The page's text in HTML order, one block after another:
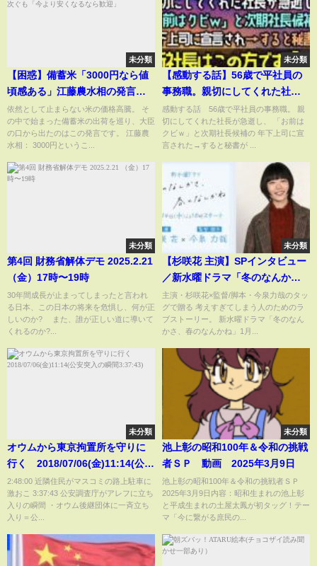
未分類
【困惑】備蓄米「3000円なら値
頃感ある」江藤農水相の発言に
街から「高い」との声相次ぐも
「今より安くなるなら歓迎」
依然として止まらない米の価格高騰。 そ
の中で始まった備蓄米の出荷を巡り、大臣
の口から出たのはこの発言です。 江藤農
水相： 3000円というこ...
未分類
【感動する話】56歳で平社員の
事務職。親切にしてくれた社長
が急逝し、「お前はクビｗ」と
次期社長候補の年下上司に宣言
された→すると秘書が「新社長
る話）感動ストーリー朗読
感動する話 56歳で平社員の事務職。 親
切にしてくれた社長が急逝し、 「お前は
クビｗ」と次期社長候補の 年下上司に宣
言された→すると秘書が ...
未分類
第4回 財務省解体デモ 2025.2.21
（金）17時〜19時
30年間成長が止まってしまったと言われ
る日本、この日本の将来を危惧し、何が正
しいのか? また、誰が正しい道に導いて
くれるのか?...
未分類
【杉咲花 主演】SPインタビュー
／新水曜ドラマ「冬のなんか
さ、春のなんかね」1月14日スタ
ート
主演・杉咲花×監督/脚本・今泉力哉のタッ
グで贈る 考えすぎてしまう⼈のためのラ
ブストーリー。 新水曜ドラマ「冬のなん
かさ、春のなんかね」1月...
未分類
オウムから東京拘置所を守りに
行く 2018/07/06(金)11:14(公安
突入の瞬間3:37:43)
2:48:00 近隣住民がマスコミの路上駐車に
激おこ 3:37:43 公安調査庁がアレフに立ち
入りの瞬間 ・オウム後継団体に一斉立ち
入り＝公...
未分類
池上彰の昭和100年＆令和の挑戦
者ＳＰ 動画 2025年3月9日
池上彰の昭和100年＆令和の挑戦者ＳＰ
2025年3月9日内容：昭和生まれの池上彰
と平成生まれの土屋太鳳が初タッグ！テー
マ「今に繋がる庶民の...